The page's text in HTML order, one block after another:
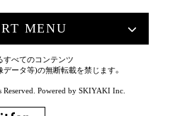
MENU
すべてのコンテンツ
データ等)の無断転載を禁じます。
Powered by SKIYAKI Inc.